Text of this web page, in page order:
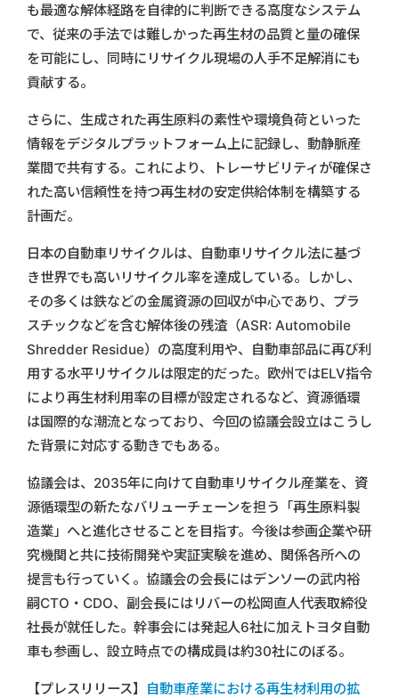
も最適な解体経路を自律的に判断できる高度なシステム
で、従来の手法では難しかった再生材の品質と量の確保
を可能にし、同時にリサイクル現場の人手不足解消にも
貢献する。
さらに、生成された再生原料の素性や環境負荷といった
情報をデジタルプラットフォーム上に記録し、動静脈産
業間で共有する。これにより、トレーサビリティが確保さ
れた高い信頼性を持つ再生材の安定供給体制を構築する
計画だ。
日本の自動車リサイクルは、自動車リサイクル法に基づ
き世界でも高いリサイクル率を達成している。しかし、
その多くは鉄などの金属資源の回収が中心であり、プラ
スチックなどを含む解体後の残渣（ASR: Automobile
Shredder Residue）の高度利用や、自動車部品に再び利
用する水平リサイクルは限定的だった。欧州ではELV指令
により再生材利用率の目標が設定されるなど、資源循環
は国際的な潮流となっており、今回の協議会設立はこうし
た背景に対応する動きでもある。
協議会は、2035年に向けて自動車リサイクル産業を、資
源循環型の新たなバリューチェーンを担う「再生原料製
造業」へと進化させることを目指す。今後は参画企業や研
究機関と共に技術開発や実証実験を進め、関係各所への
提言も行っていく。協議会の会長にはデンソーの武内裕
嗣CTO・CDO、副会長にはリバーの松岡直人代表取締役
社長が就任した。幹事会には発起人6社に加えトヨタ自動
車も参画し、設立時点での構成員は約30社にのぼる。
【プレスリリース】
自動車産業における再生材利用の拡